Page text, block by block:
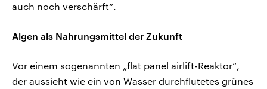
auch noch verschärft“.
Algen als Nahrungsmittel der Zukunft
Vor einem sogenannten „flat panel airlift-Reaktor“,
der aussieht wie ein von Wasser durchflutetes grünes